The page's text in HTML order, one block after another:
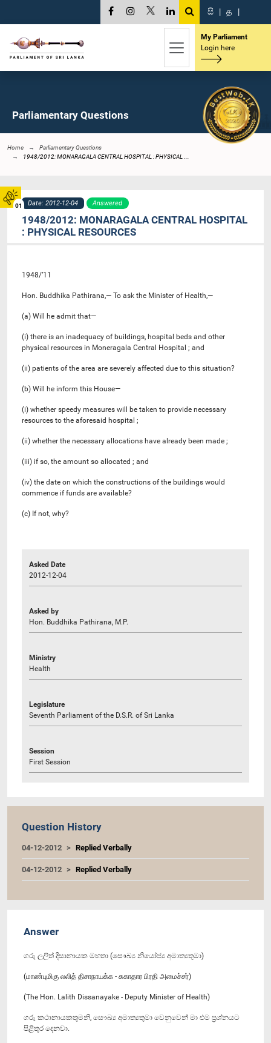
01
සි | த |
My Parliament
Login here
Parliamentary Questions
Home
Parliamentary Questions
1948/2012: MONARAGALA CENTRAL HOSPITAL : PHYSICAL ...
Date: 2012-12-04 Answered
1948/2012: MONARAGALA CENTRAL HOSPITAL
: PHYSICAL RESOURCES
1948/’11
Hon. Buddhika Pathirana,— To ask the Minister of Health,—
(a) Will he admit that—
(i) there is an inadequacy of buildings, hospital beds and other
physical resources in Moneragala Central Hospital ; and
(ii) patients of the area are severely affected due to this situation?
(b) Will he inform this House—
(i) whether speedy measures will be taken to provide necessary
resources to the aforesaid hospital ;
(ii) whether the necessary allocations have already been made ;
(iii) if so, the amount so allocated ; and
(iv) the date on which the constructions of the buildings would
commence if funds are available?
(c) If not, why?
Asked Date
2012-12-04
Asked by
Hon. Buddhika Pathirana, M.P.
Ministry
Health
Legislature
Seventh Parliament of the D.S.R. of Sri Lanka
Session
First Session
Question History
04-12-2012 Replied Verbally
04-12-2012 Replied Verbally
Answer
ගරු ලලිත් දිසානායක මහතා (සෞඛ්‍ය නියෝජ්‍ය අමාත්‍යතුමා)
(மாண்புமிகு லலித் திசாநாயக்க - சுகாதார பிரதி அமைச்சர்)
(The Hon. Lalith Dissanayake - Deputy Minister of Health)
ගරු කථානායකතුමනි, සෞඛ්‍ය අමාත්‍යතුමා වෙනුවෙන් මා එම ප්‍රශ්නයට
පිළිතුර දෙනවා.